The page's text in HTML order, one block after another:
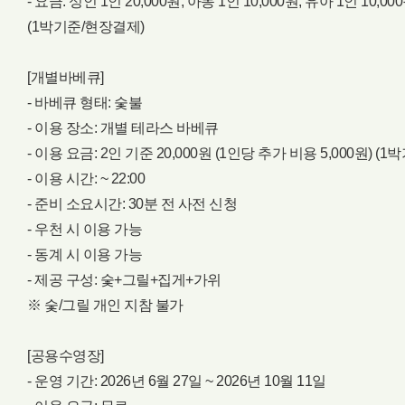
(1박기준/현장결제)
[개별바베큐]
- 바베큐 형태: 숯불
- 이용 장소: 개별 테라스 바베큐
- 이용 요금: 2인 기준 20,000원 (1인당 추가 비용 5,000원) (1
- 이용 시간: ~ 22:00
- 준비 소요시간: 30분 전 사전 신청
- 우천 시 이용 가능
- 동계 시 이용 가능
- 제공 구성: 숯+그릴+집게+가위
※ 숯/그릴 개인 지참 불가
[공용수영장]
- 운영 기간: 2026년 6월 27일 ~ 2026년 10월 11일